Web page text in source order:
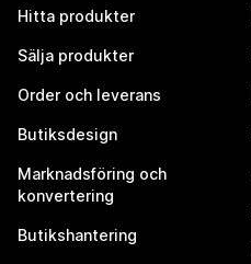
Hitta produkter
Sälja produkter
Order och leverans
Butiksdesign
Marknadsföring och
konvertering
Butikshantering